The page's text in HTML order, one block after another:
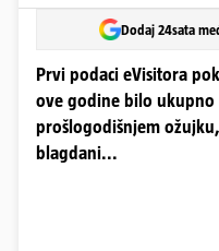
Dodaj 24sata
Prvi podaci eVisitora
ove godine bilo ukupno
prošlogodišnjem
blagdani...